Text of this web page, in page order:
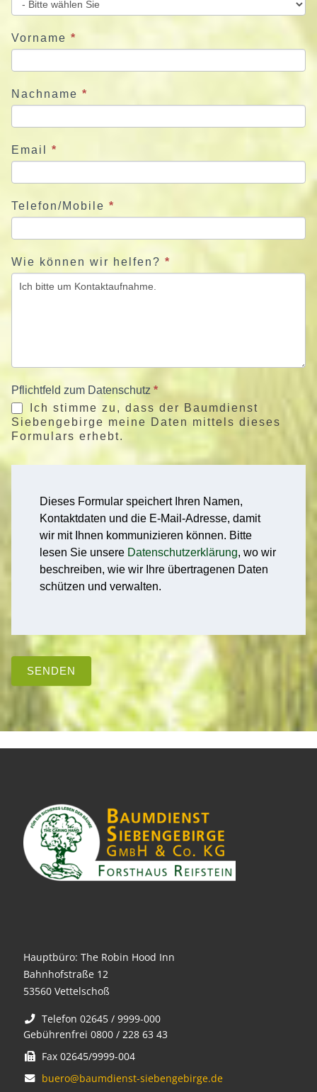
e
u
n
s
e
t
Vorname *
Nachname *
Email *
Telefon/Mobile *
Wie können wir helfen? *
Pflichtfeld zum Datenschutz *
Ich stimme zu, dass der Baumdienst
Siebengebirge meine Daten mittels dieses
Formulars erhebt.
Dieses Formular speichert Ihren Namen,
Kontaktdaten und die E-Mail-Adresse, damit
wir mit Ihnen kommunizieren können. Bitte
lesen Sie unsere Datenschutzerklärung, wo wir
beschreiben, wie wir Ihre übertragenen Daten
schützen und verwalten.
SENDEN
Hauptbüro: The Robin Hood Inn
Bahnhofstraße 12
53560 Vettelschoß
Telefon 02645 / 9999-000
Gebührenfrei 0800 / 228 63 43
Fax 02645/9999-004
buero@baumdienst-siebengebirge.de